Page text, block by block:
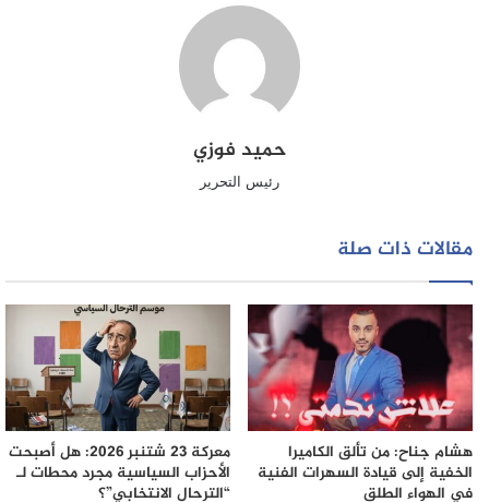
حميد فوزي
رئيس التحرير
مقالات ذات صلة
هشام جناح: من تألق الكاميرا
الخفية إلى قيادة السهرات الفنية
في الهواء الطلق
معركة 23 شتنبر 2026: هل أصبحت
الأحزاب السياسية مجرد محطات لـ
“الترحال الانتخابي”؟